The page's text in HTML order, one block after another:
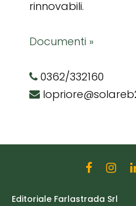
rinnovabili.
Documenti »
0362/332160
Editoriale Farlastrada Srl